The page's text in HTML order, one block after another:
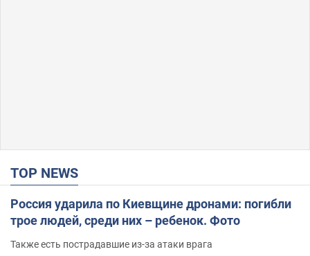
TOP NEWS
Россия ударила по Киевщине дронами: погибли
трое людей, среди них – ребенок. Фото
Также есть пострадавшие из-за атаки врага